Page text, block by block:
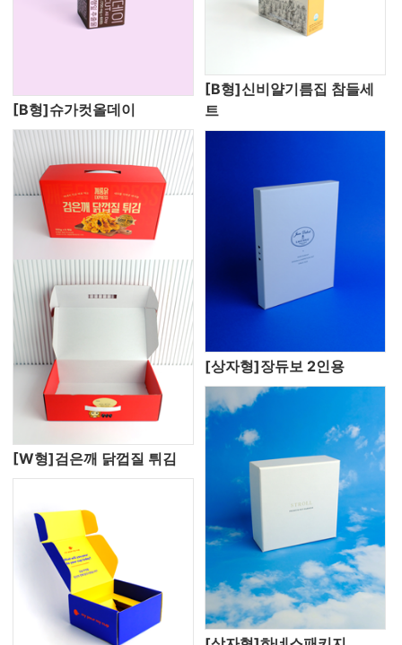
[B형]슈가컷올데이
[B형]신비얄기름집 참들세
트
[W형]검은깨 닭껍질 튀김
[상자형]장듀보 2인용